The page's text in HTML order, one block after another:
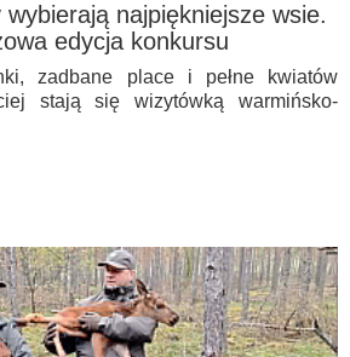
najpiękniejsze wsie.
edycja konkursu
zadbane place i pełne kwiatów
stają się wizytówką warmińsko-